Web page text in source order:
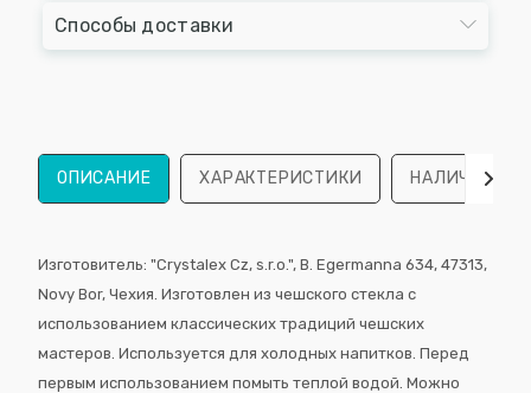
Способы доставки
ОПИСАНИЕ ХАРАКТЕРИСТИКИ НАЛИЧИЕ
Изготовитель: "Crystalex Cz, s.r.o.", B. Egermanna 634, 47313,
Novy Bor, Чехия. Изготовлен из чешского стекла с
использованием классических традиций чешских
мастеров. Используется для холодных напитков. Перед
первым использованием помыть теплой водой. Можно